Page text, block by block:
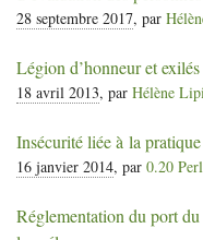
28 septembre 2017, par
Légion d’honneur et
18 avril 2013, par Hélène
Insécurité liée à la
16 janvier 2014, par 0.20
Réglementation du port